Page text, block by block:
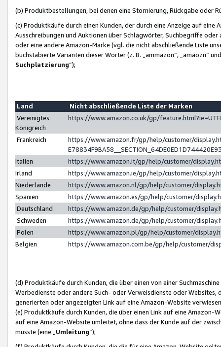
(b) Produktbestellungen, bei denen eine Stornierung, Rückgabe oder
(c) Produktkäufe durch einen Kunden, der durch eine Anzeige auf
Ausschreibungen und Auktionen über Schlagwörter, Suchbegriffe
oder eine andere Amazon-Marke (vgl. die nicht abschließende Liste
buchstabierte Varianten dieser Wörter (z. B. „ammazon“, „amaozn“
Suchplatzierung”);
Land
Nicht abschließende Liste der Marken
Vereinigtes
Königreich
https://www.amazon.co.uk/gp/
Frankreich
https://www.amazon.fr/gp/help/customer/
Italien
https://www.amazon.it/gp/help/customer/
Irland
https://www.amazon.ie/gp/help/customer/
Niederlande
https://www.amazon.nl/gp/help/customer/
Spanien
https://www.amazon.es/gp/help/customer/
Deutschland
https://www.amazon.de/gp/help/customer/
Schweden
https://www.amazon.de/gp/help/customer/
Polen
https://www.amazon.pl/gp/help/customer/
Belgien
https://www.amazon.com.be/gp/help/customer/
(d) Produktkäufe durch Kunden, die über einen von einer
Werbedienste oder andere Such- oder Verweisdienste oder Websites,
generierten oder angezeigten Link auf eine Amazon-Website
(e) Produktkäufe durch Kunden, die über einen Link auf eine
auf eine Amazon-Website umleitet, ohne dass der Kunde auf der
müsste (eine „ Umleitung“);